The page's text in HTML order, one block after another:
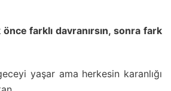
farklı davranırsın, sonra fark
yaşar ama herkesin karanlığı